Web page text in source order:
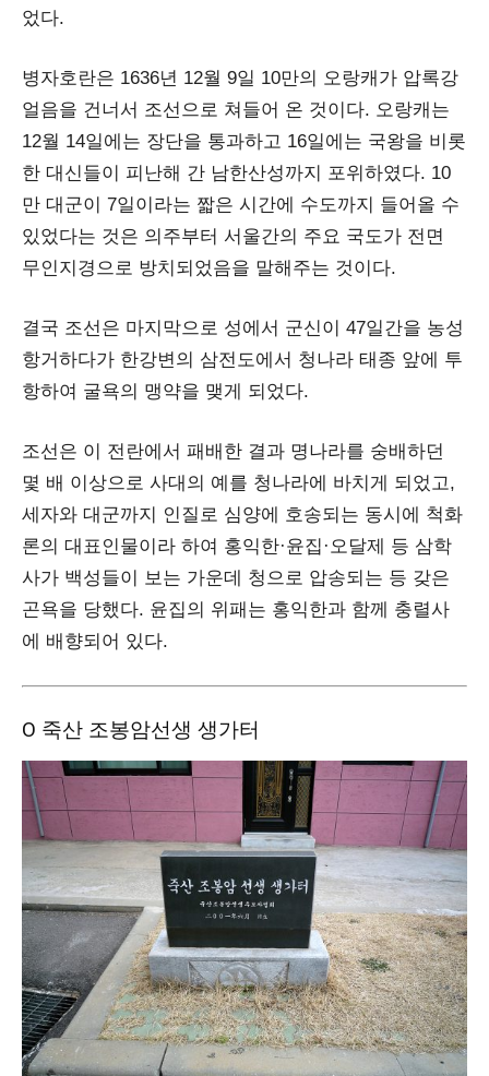
었다.
병자호란은 1636년 12월 9일 10만의 오랑캐가 압록강
얼음을 건너서 조선으로 쳐들어 온 것이다. 오랑캐는
12월 14일에는 장단을 통과하고 16일에는 국왕을 비롯
한 대신들이 피난해 간 남한산성까지 포위하였다. 10
만 대군이 7일이라는 짧은 시간에 수도까지 들어올 수
있었다는 것은 의주부터 서울간의 주요 국도가 전면
무인지경으로 방치되었음을 말해주는 것이다.
결국 조선은 마지막으로 성에서 군신이 47일간을 농성
항거하다가 한강변의 삼전도에서 청나라 태종 앞에 투
항하여 굴욕의 맹약을 맺게 되었다.
조선은 이 전란에서 패배한 결과 명나라를 숭배하던
몇 배 이상으로 사대의 예를 청나라에 바치게 되었고,
세자와 대군까지 인질로 심양에 호송되는 동시에 척화
론의 대표인물이라 하여 홍익한·윤집·오달제 등 삼학
사가 백성들이 보는 가운데 청으로 압송되는 등 갖은
곤욕을 당했다. 윤집의 위패는 홍익한과 함께 충렬사
에 배향되어 있다.
Ο 죽산 조봉암선생 생가터